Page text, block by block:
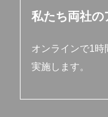
私たち両社の
オンラインで1時
実施します。